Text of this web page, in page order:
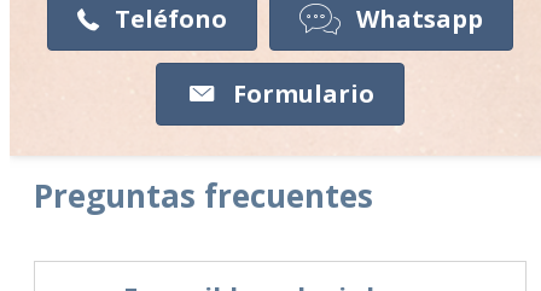
Teléfono Whatsapp
Formulario
Preguntas frecuentes